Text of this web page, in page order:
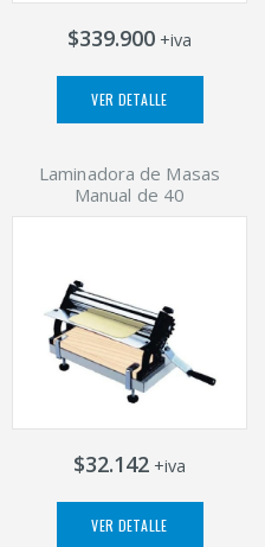
$339.900 +iva
VER DETALLE
Laminadora de Masas
Manual de 40
$32.142 +iva
VER DETALLE